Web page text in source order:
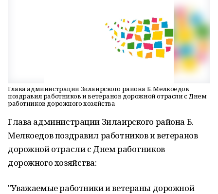
Глава администрации Зилаирского района Б. Мелкоедов
поздравил работников и ветеранов дорожной отрасли с Днем
работников дорожного хозяйства
Глава администрации Зилаирского района Б.
Мелкоедов поздравил работников и ветеранов
дорожной отрасли с Днем работников
дорожного хозяйства:
"Уважаемые работники и ветераны дорожной